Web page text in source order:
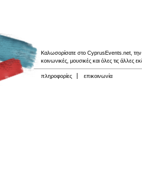
Καλωσορίσατε στο CyprusEvents.net, την
κοινωνικές, μουσικές και όλες τις άλλες
πληροφορίες επικοινωνία